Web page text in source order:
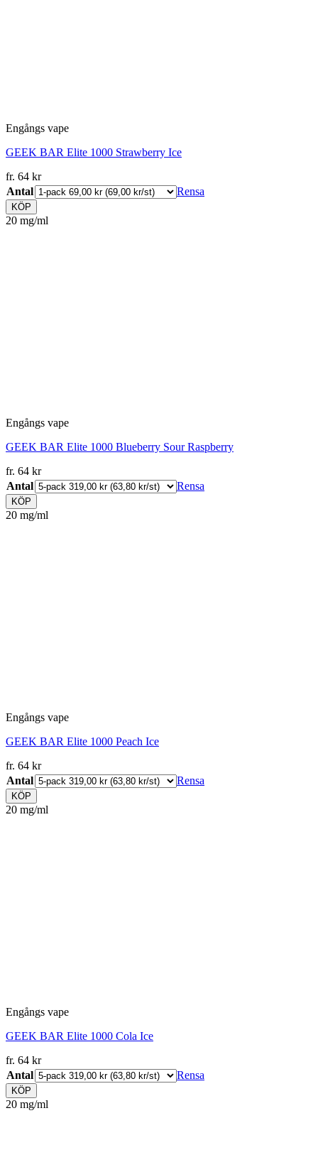
Engångs vape
GEEK BAR Elite 1000 Strawberry Ice
fr. 64 kr
Antal
Rensa
KÖP
20 mg/ml
Engångs vape
GEEK BAR Elite 1000 Blueberry Sour Raspberry
fr. 64 kr
Antal
Rensa
KÖP
20 mg/ml
Engångs vape
GEEK BAR Elite 1000 Peach Ice
fr. 64 kr
Antal
Rensa
KÖP
20 mg/ml
Engångs vape
GEEK BAR Elite 1000 Cola Ice
fr. 64 kr
Antal
Rensa
KÖP
20 mg/ml